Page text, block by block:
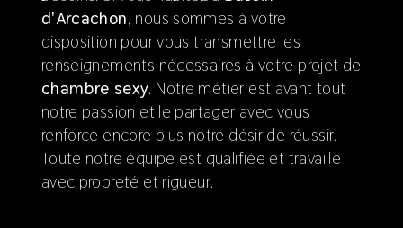
d'Arcachon, nous sommes à votre
disposition pour vous transmettre les
renseignements nécessaires à votre projet de
chambre sexy. Notre métier est avant tout
notre passion et le partager avec vous
renforce encore plus notre désir de réussir.
Toute notre équipe est qualifiée et travaille
avec propreté et rigueur.